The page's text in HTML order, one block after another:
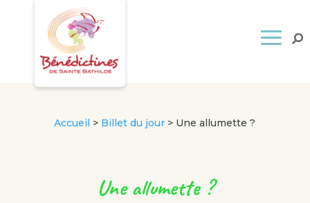
Accueil > Billet du jour > Une allumette ?
Une allumette ?